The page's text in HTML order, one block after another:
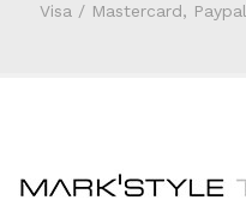
Visa / Mastercard,